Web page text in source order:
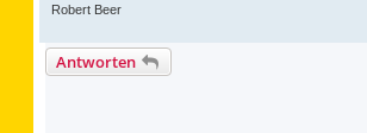
Robert Beer
Antworten